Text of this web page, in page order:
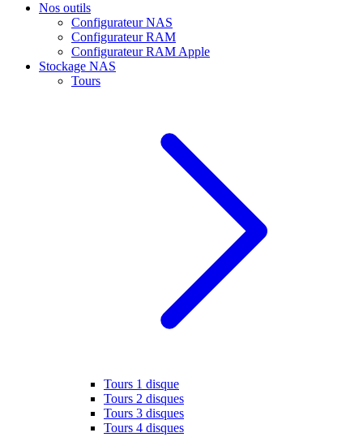
Nos outils
Configurateur NAS
Configurateur RAM
Configurateur RAM Apple
Stockage NAS
Tours
Tours 1 disque
Tours 2 disques
Tours 3 disques
Tours 4 disques